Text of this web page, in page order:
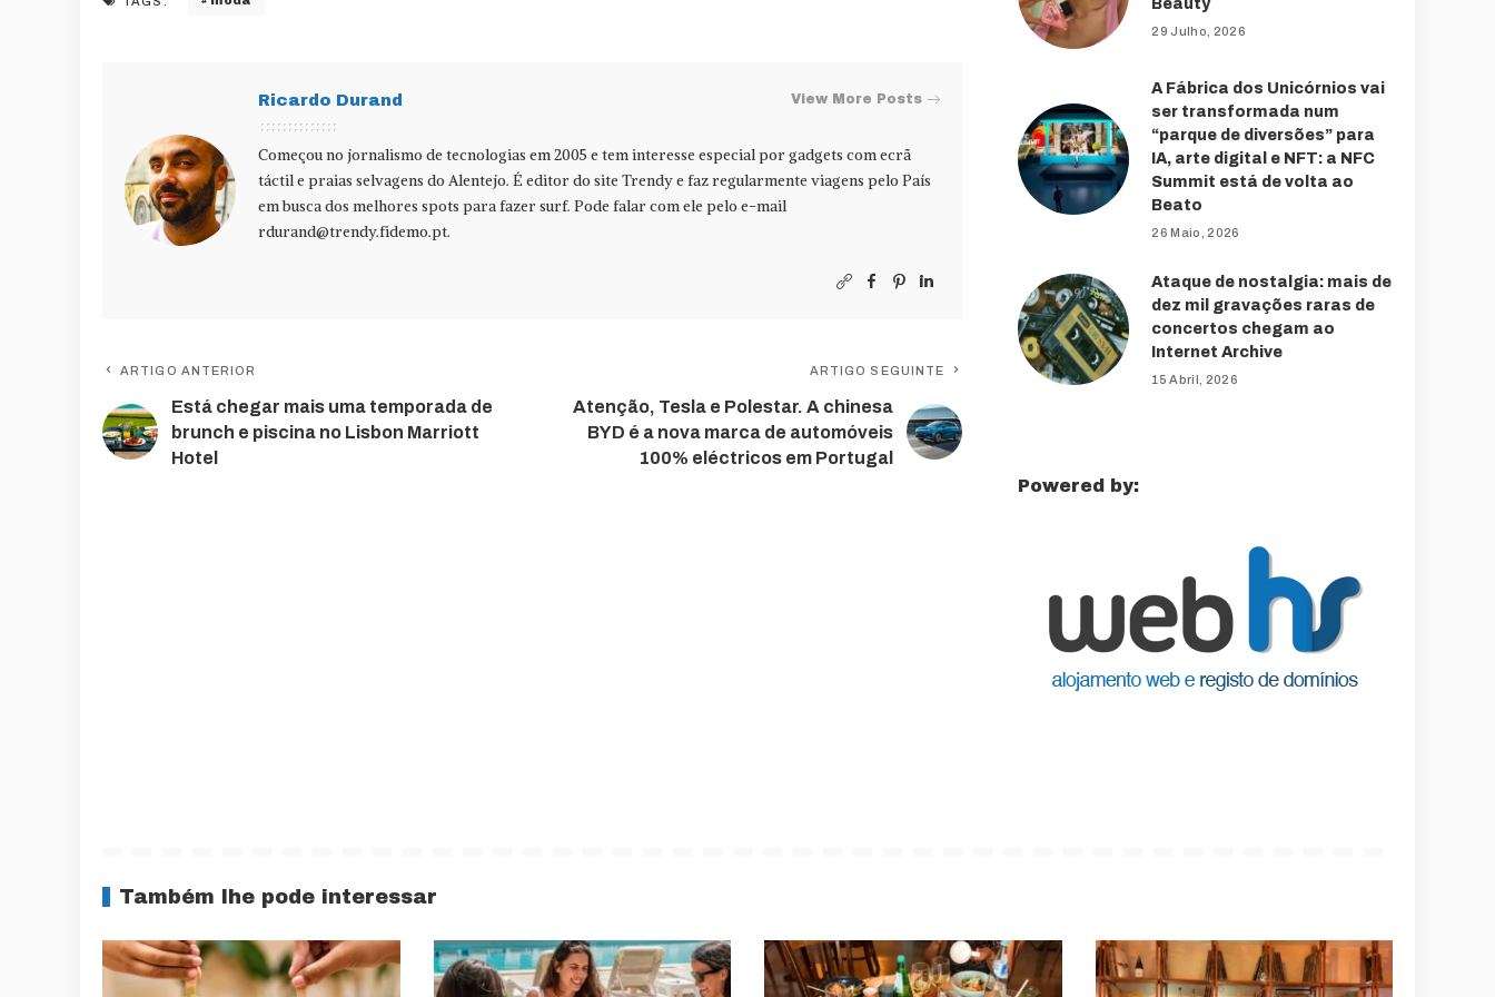
Ricardo Durand View More Posts
Começou no jornalismo de tecnologias em 2005 e tem interesse especial por gadgets com ecrã
táctil e praias selvagens do Alentejo. É editor do site Trendy e faz regularmente viagens pelo País
em busca dos melhores spots para fazer surf. Pode falar com ele pelo e-mail
rdurand@trendy.fidemo.pt.
ARTIGO ANTERIOR
Está chegar mais uma temporada de
brunch e piscina no Lisbon Marriott
Hotel
ARTIGO SEGUINTE
Atenção, Tesla e Polestar. A chinesa
BYD é a nova marca de automóveis
100% eléctricos em Portugal
Beauty
29 Julho, 2026
A Fábrica dos Unicórnios vai
ser transformada num
“parque de diversões” para
IA, arte digital e NFT: a NFC
Summit está de volta ao
Beato
26 Maio, 2026
Ataque de nostalgia: mais de
dez mil gravações raras de
concertos chegam ao
Internet Archive
15 Abril, 2026
Powered by:
Também lhe pode interessar